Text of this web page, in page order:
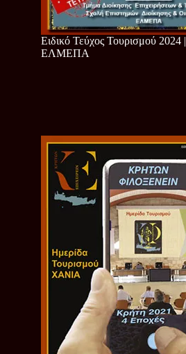
Ειδικό Τεύχος Τουρισμού 2024 |
ΕΛΜΕΠΑ